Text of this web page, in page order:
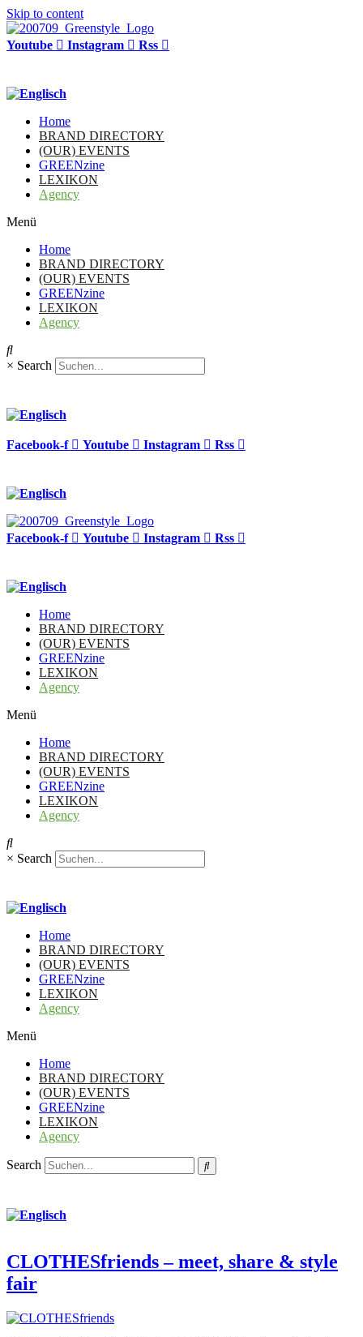
Skip to content
Youtube Instagram Rss
Home
BRAND DIRECTORY
(OUR) EVENTS
GREENzine
LEXIKON
Agency
Menü
Home
BRAND DIRECTORY
(OUR) EVENTS
GREENzine
LEXIKON
Agency
× Search
Facebook-f Youtube Instagram Rss
Facebook-f Youtube Instagram Rss
Home
BRAND DIRECTORY
(OUR) EVENTS
GREENzine
LEXIKON
Agency
Menü
Home
BRAND DIRECTORY
(OUR) EVENTS
GREENzine
LEXIKON
Agency
× Search
Home
BRAND DIRECTORY
(OUR) EVENTS
GREENzine
LEXIKON
Agency
Menü
Home
BRAND DIRECTORY
(OUR) EVENTS
GREENzine
LEXIKON
Agency
Search
CLOTHESfriends – meet, share & style
fair